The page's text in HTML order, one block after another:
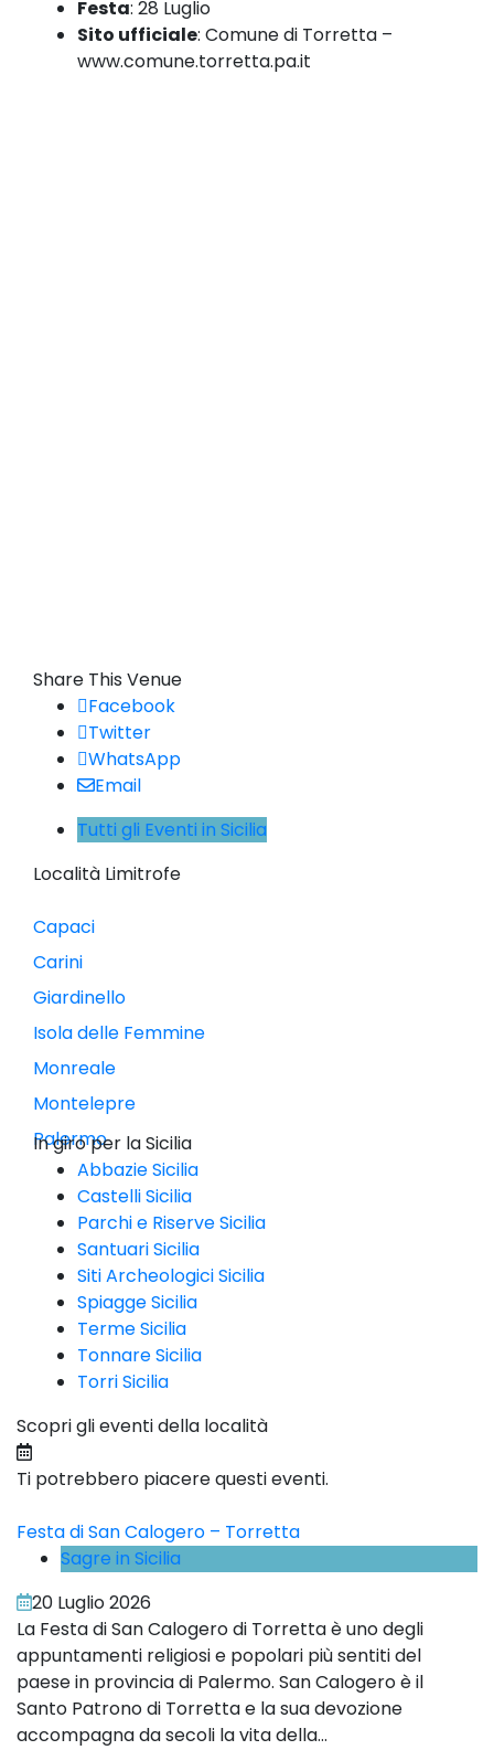
Festa: 28 Luglio
Sito ufficiale: Comune di Torretta –
www.comune.torretta.pa.it
Share This Venue
Facebook
Twitter
WhatsApp
Email
Tutti gli Eventi in Sicilia
Località Limitrofe
Capaci
Carini
Giardinello
Isola delle Femmine
Monreale
Montelepre
Palermo
In giro per la Sicilia
Abbazie Sicilia
Castelli Sicilia
Parchi e Riserve Sicilia
Santuari Sicilia
Siti Archeologici Sicilia
Spiagge Sicilia
Terme Sicilia
Tonnare Sicilia
Torri Sicilia
Scopri gli eventi della località
Ti potrebbero piacere questi eventi.
Festa di San Calogero – Torretta
Sagre in Sicilia
20 Luglio 2026
La Festa di San Calogero di Torretta è uno degli
appuntamenti religiosi e popolari più sentiti del
paese in provincia di Palermo. San Calogero è il
Santo Patrono di Torretta e la sua devozione
accompagna da secoli la vita della...